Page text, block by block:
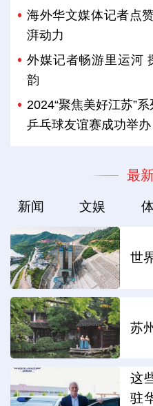
海外华文媒体记者点
湃动力
外媒记者畅游里运河
韵
2024“聚焦美好江苏”
乒乓球友谊赛成功举办
最
新闻 文娱
世
苏
这
驻